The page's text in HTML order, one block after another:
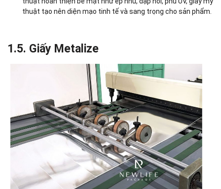
thuật tạo nên diện mạo tinh tế và sang trọng cho sản phẩm.
1.5. Giấy Metalize